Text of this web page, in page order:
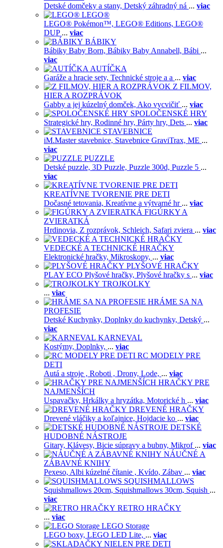
Detské domčeky a stany, Detský záhradný ná ... viac
LEGO®
LEGO® Pokémon™, LEGO® Editions, LEGO®
DUP ... viac
BÁBIKY
Bábiky Baby Born, Bábiky Baby Annabell, Bábi ...
viac
AUTÍČKA
Garáže a hracie sety, Technické stroje a a ... viac
Z FILMOV,
HIER A ROZPRÁVOK
Gabby a jej kúzelný domček, Ako vycvičiť ... viac
SPOLOČENSKÉ HRY
Strategické hry, Rodinné hry, Párty hry, Dets ... viac
STAVEBNICE
iM.Master stavebnice, Stavebnice GraviTrax, ME ...
viac
PUZZLE
Detské puzzle, 3D Puzzle, Puzzle 300d, Puzzle 5 ...
viac
KREATÍVNE TVORENIE PRE DETI
Dočasné tetovania, Kreatívne a výtvarné hr ... viac
FIGÚRKY A
ZVIERATKÁ
Hrdinovia, Z rozprávok, Schleich, Safari zviera ... viac
VEDECKÉ A TECHNICKÉ HRAČKY
Elektronické hračky, Mikroskopy, ... viac
PLYŠOVÉ HRAČKY
PLAY ECO Plyšové hračky, Plyšové hračky s ... viac
TROJKOLKY
... viac
HRÁME SA NA
PROFESIE
Detské Kuchynky, Doplnky do kuchynky, Detský ...
viac
KARNEVAL
Kostýmy, Doplnky, ... viac
RC MODELY PRE
DETI
Autá a stroje , Roboti , Drony, Lode, ... viac
HRAČKY PRE
NAJMENŠÍCH
Uspavačky, Hrkálky a hryzátka, Motorické h ... viac
DREVENÉ HRAČKY
Drevené vláčiky a koľajnice, Hojdacie ko ... viac
DETSKÉ
HUDOBNÉ NÁSTROJE
Gitary, Klávesy, Bicie súpravy a bubny, Mikrof ... viac
NÁUČNÉ A
ZÁBAVNÉ KNIHY
Pexeso, Albi kúzelné čítanie , Kvído, Zábav ... viac
SQUISHMALLOWS
Squishmallows 20cm, Squishmallows 30cm, Squish ...
viac
RETRO HRAČKY
... viac
LEGO Storage
LEGO boxy, LEGO LED Lite, ... viac